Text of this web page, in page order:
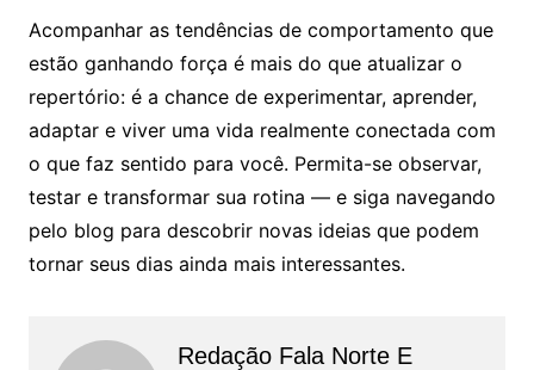
Acompanhar as tendências de comportamento que
estão ganhando força é mais do que atualizar o
repertório: é a chance de experimentar, aprender,
adaptar e viver uma vida realmente conectada com
o que faz sentido para você. Permita-se observar,
testar e transformar sua rotina — e siga navegando
pelo blog para descobrir novas ideias que podem
tornar seus dias ainda mais interessantes.
Redação Fala Norte E